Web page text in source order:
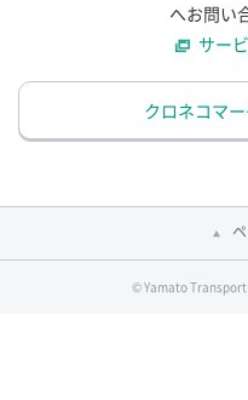
へお問い
サー
クロネコマ
© Yamato Transport